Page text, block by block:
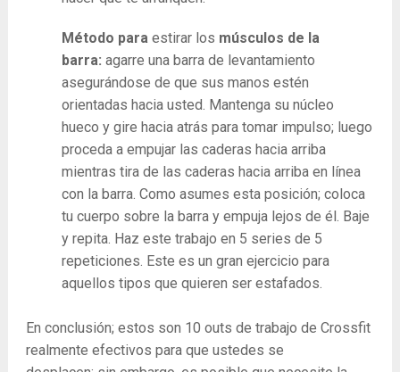
Método paraestirar los músculos de la
barra: agarre una barra de levantamiento
asegurándose de que sus manos estén
orientadas hacia usted. Mantenga su núcleo
hueco y gire hacia atrás para tomar impulso; luego
proceda a empujar las caderas hacia arriba
mientras tira de las caderas hacia arriba en línea
con la barra. Como asumes esta posición; coloca
tu cuerpo sobre la barra y empuja lejos de él. Baje
y repita. Haz este trabajo en 5 series de 5
repeticiones. Este es un gran ejercicio para
aquellos tipos que quieren ser estafados.
En conclusión; estos son 10 outs de trabajo de Crossfit
realmente efectivos para que ustedes se